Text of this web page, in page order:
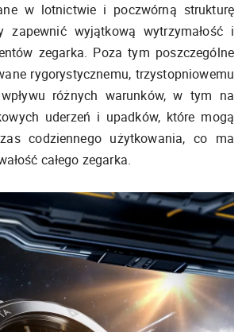
w lotnictwie i poczwórną strukturę
zapewnić wyjątkową wytrzymałość i
zegarka. Poza tym poszczególne
rygorystycznemu, trzystopniowemu
różnych warunków, w tym na
uderzeń i upadków, które mogą
codziennego użytkowania, co ma
całego zegarka.